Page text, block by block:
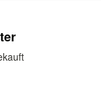
2,5 liter